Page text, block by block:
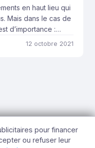
en haut lieu qui
Mais dans le cas de
d’importance :
de globalisation de
12 octobre 2021
pour financer
ou refuser leur